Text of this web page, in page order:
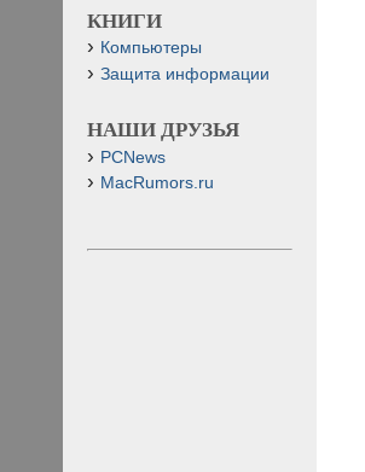
КНИГИ
Компьютеры
Защита информации
НАШИ ДРУЗЬЯ
PCNews
MacRumors.ru